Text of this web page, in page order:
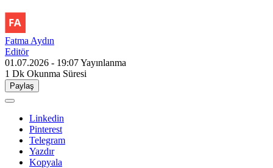
Fatma Aydın
Editör
01.07.2026 - 19:07Yayınlanma
1 Dk Okunma Süresi
Paylaş
Linkedin
Pinterest
Telegram
Yazdır
Kopyala